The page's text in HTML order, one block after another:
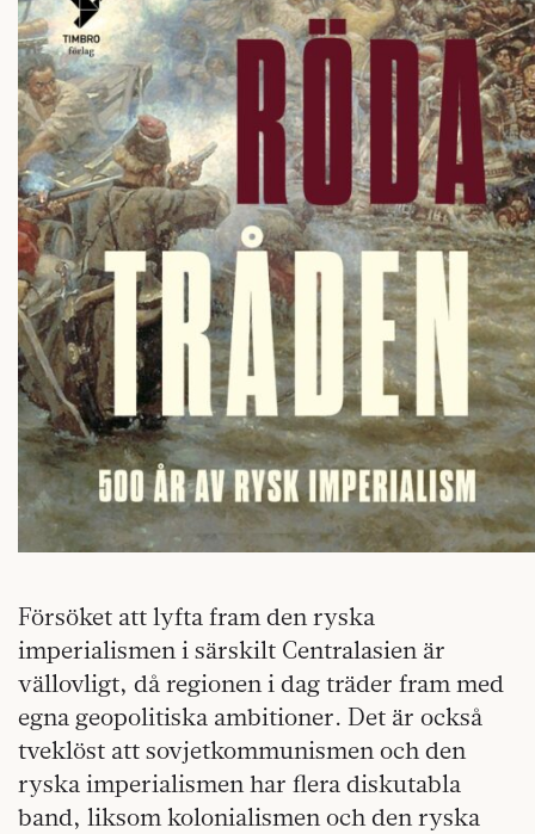
Försöket att lyfta fram den ryska
imperialismen i särskilt Centralasien är
vällovligt, då regionen i dag träder fram med
egna geopolitiska ambitioner. Det är också
tveklöst att sovjetkommunismen och den
ryska imperialismen har flera diskutabla
band, liksom kolonialismen och den ryska